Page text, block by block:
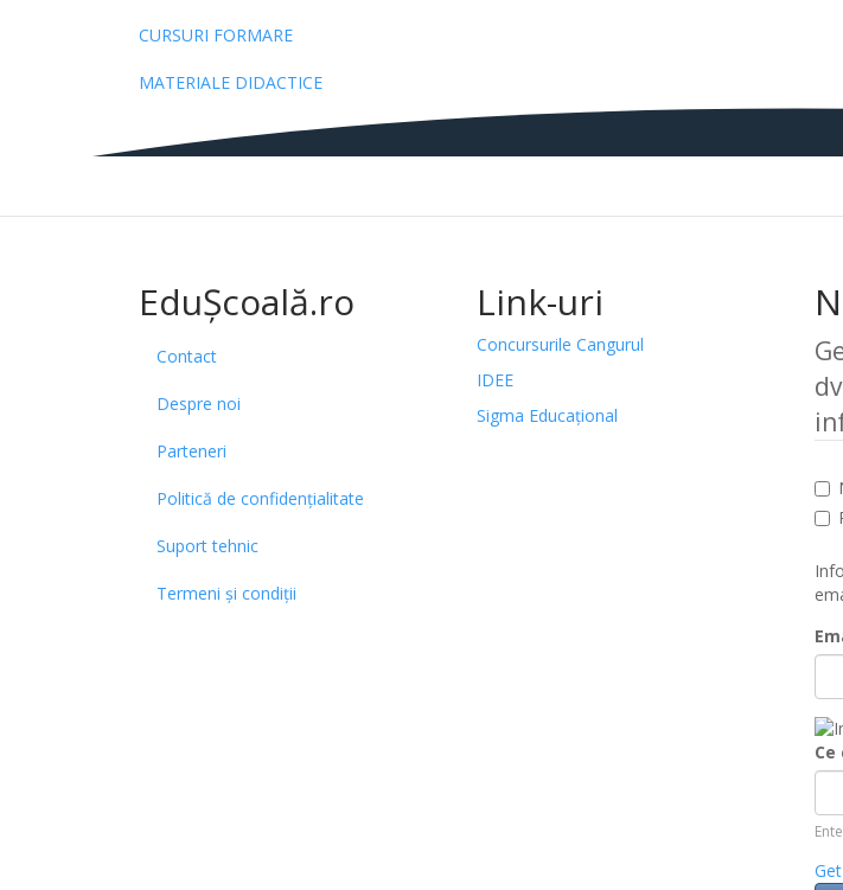
CURSURI FORMARE
MATERIALE DIDACTICE
EduȘcoală.ro
Contact
Despre noi
Parteneri
Politică de confidențialitate
Suport tehnic
Termeni și condiții
Link-uri
Concursurile Cangurul
IDEE
Sigma Educațional